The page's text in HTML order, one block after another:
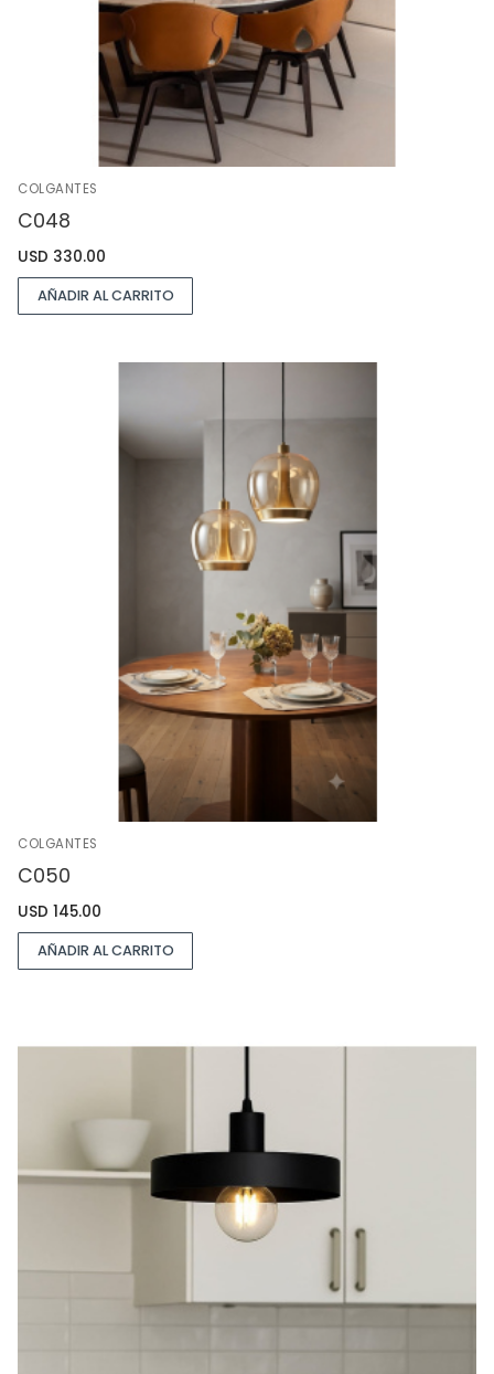
COLGANTES
C048
USD 330.00
AÑADIR AL CARRITO
COLGANTES
C050
USD 145.00
AÑADIR AL CARRITO